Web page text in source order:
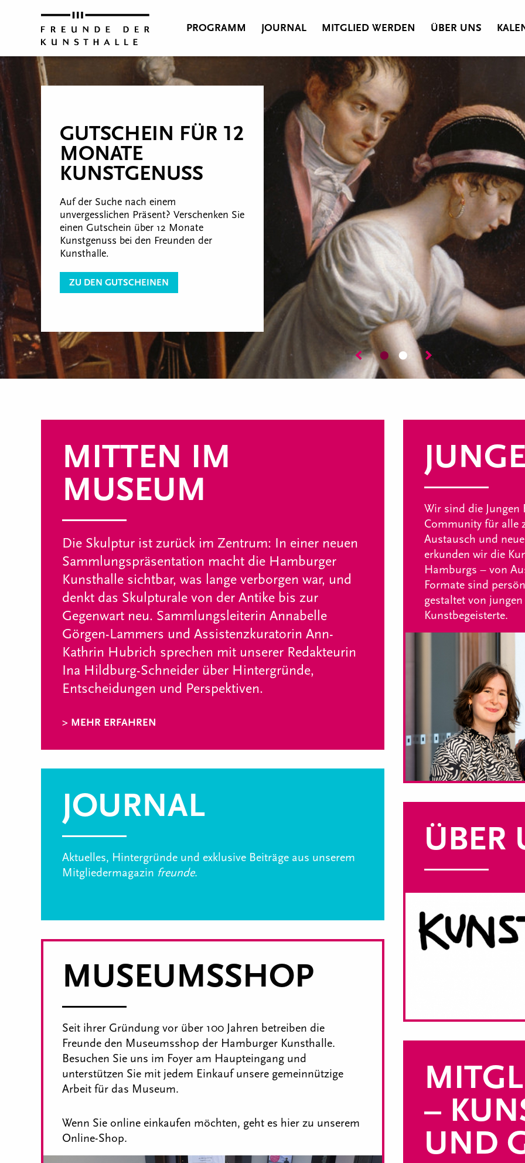
PROGRAMM JOURNAL MITGLIED WERDEN ÜBER UNS
GUTSCHEIN FÜR 12
MONATE
KUNSTGENUSS
Auf der Suche nach einem
unvergesslichen Präsent? Verschenken Sie
einen Gutschein über 12 Monate
Kunstgenuss bei den Freunden der
Kunsthalle.
ZU DEN GUTSCHEINEN
⬤ ⬤
MITTEN IM
MUSEUM
Die Skulptur ist zurück im Zentrum: In einer neuen
Sammlungspräsentation macht die Hamburger
Kunsthalle sichtbar, was lange verborgen war, und
denkt das Skulpturale von der Antike bis zur
Gegenwart neu. Sammlungsleiterin Annabelle
Görgen-Lammers und Assistenzkuratorin Ann-
Kathrin Hubrich sprechen mit unserer Redakteurin
Ina Hildburg-Schneider über Hintergründe,
Entscheidungen und Perspektiven.
> MEHR ERFAHREN
JOURNAL
Aktuelles, Hintergründe und exklusive Beiträge aus unserem
Mitgliedermagazin freunde.
MUSEUMSSHOP
Seit ihrer Gründung vor über 100 Jahren betreiben die
Freunde den Museumsshop der Hamburger Kunsthalle.
Besuchen Sie uns im Foyer am Haupteingang und
unterstützen Sie mit jedem Einkauf unsere gemeinnützige
Arbeit für das Museum.
Wenn Sie online einkaufen möchten, geht es hier zu unserem
Online-Shop.
Wir sind die Jungen
Community für alle
Austausch und
erkunden wir die
Hamburgs – von
Formate sind
gestaltet von
Kunstbegeisterte.
ÜBER
–
UND